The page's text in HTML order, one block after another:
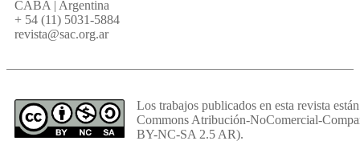
CABA | Argentina
+ 54 (11) 5031-5884
revista@sac.org.ar
Los trabajos publicados en esta revista
Commons Atribución-NoComercial-
BY-NC-SA 2.5 AR).